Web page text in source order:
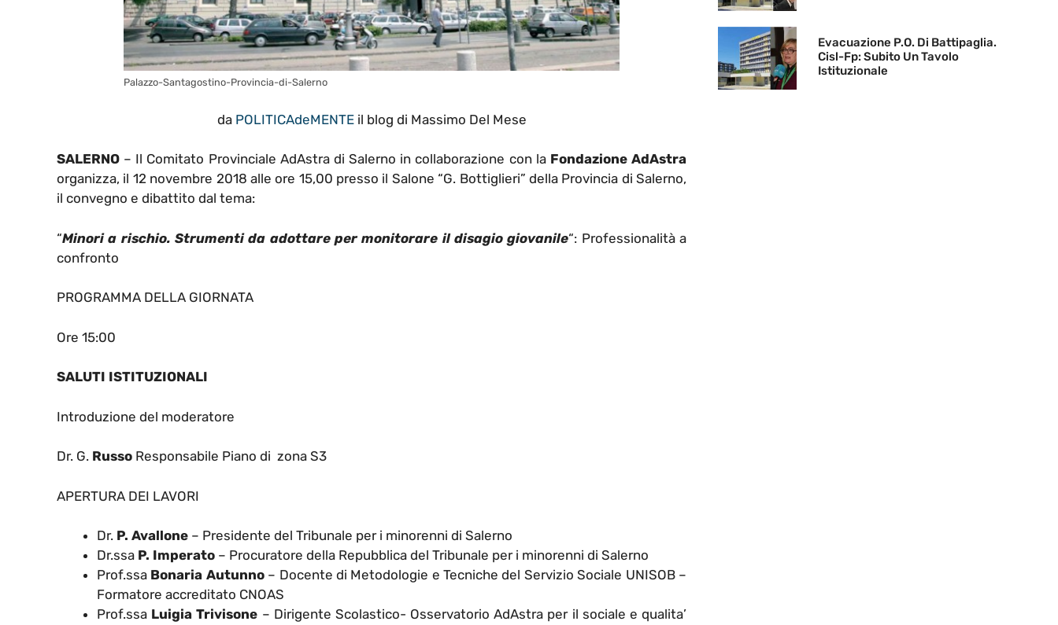
Palazzo-Santagostino-Provincia-di-Salerno
da POLITICAdeMENTEil blog di Massimo Del Mese
SALERNO – Il Comitato Provinciale AdAstra di Salerno in collaborazione con la Fondazione AdAstra
organizza, il 12 novembre 2018 alle ore 15,00 presso il Salone “G. Bottiglieri” della Provincia di Salerno,
il convegno e dibattito dal tema:
“Minori a rischio. Strumenti da adottare per monitorare il disagio giovanile“: Professionalità a
confronto
PROGRAMMA DELLA GIORNATA
Ore 15:00
SALUTI ISTITUZIONALI
Introduzione del moderatore
Dr. G. Russo Responsabile Piano di zona S3
APERTURA DEI LAVORI
Dr. P. Avallone – Presidente del Tribunale per i minorenni di Salerno
Dr.ssa P. Imperato – Procuratore della Repubblica del Tribunale per i minorenni di Salerno
Prof.ssa Bonaria Autunno– Docente di Metodologie e Tecniche del Servizio Sociale UNISOB –
Formatore accreditato CNOAS
Prof.ssa Luigia Trivisone – Dirigente Scolastico- Osservatorio AdAstra per il sociale e qualita’
Evacuazione P.O. Di Battipaglia.
Cisl-Fp: Subito Un Tavolo
Istituzionale